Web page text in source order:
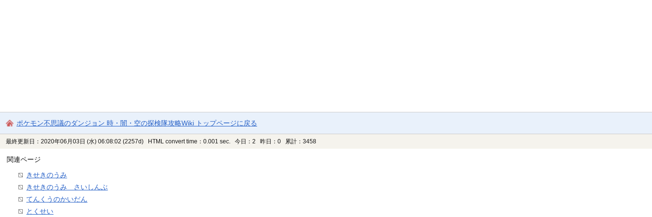
ポケモン不思議のダンジョン 時・闇・空の探検隊攻略Wiki トップページに戻る
最終更新日：2020年06月03日 (水) 06:08:02 (2257d) HTML convert time：0.001 sec. 今日：2 昨日：0 累計：3458
関連ページ
きせきのうみ
きせきのうみ さいしんぶ
てんくうのかいだん
とくせい